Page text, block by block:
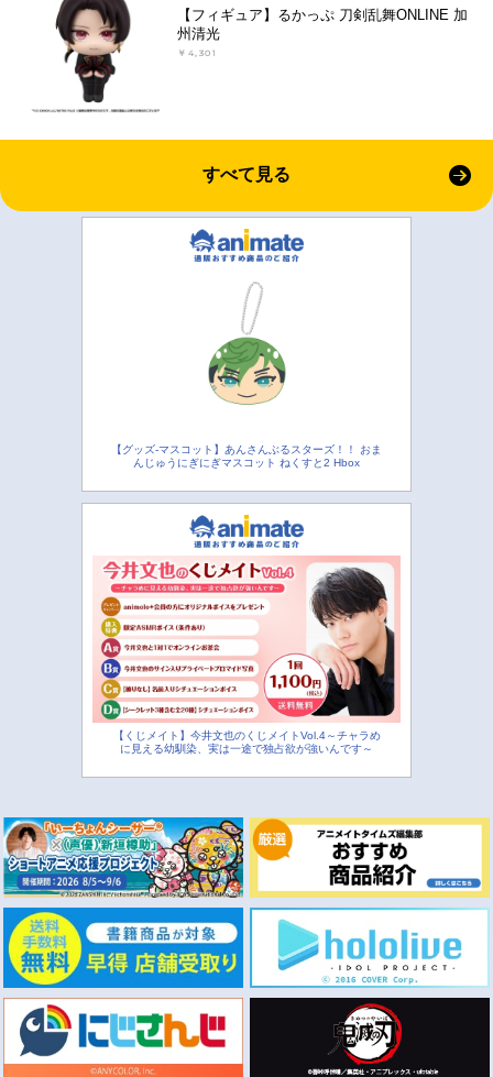
【フィギュア】るかっぷ 刀剣乱舞ONLINE 加
州清光
￥4,301
すべて見る
【グッズ-マスコット】あんさんぶるスターズ！！ おま
んじゅうにぎにぎマスコット ねくすと2 Hbox
【くじメイト】今井文也のくじメイトVol.4～チャラめ
に見える幼馴染、実は一途で独占欲が強いんです～